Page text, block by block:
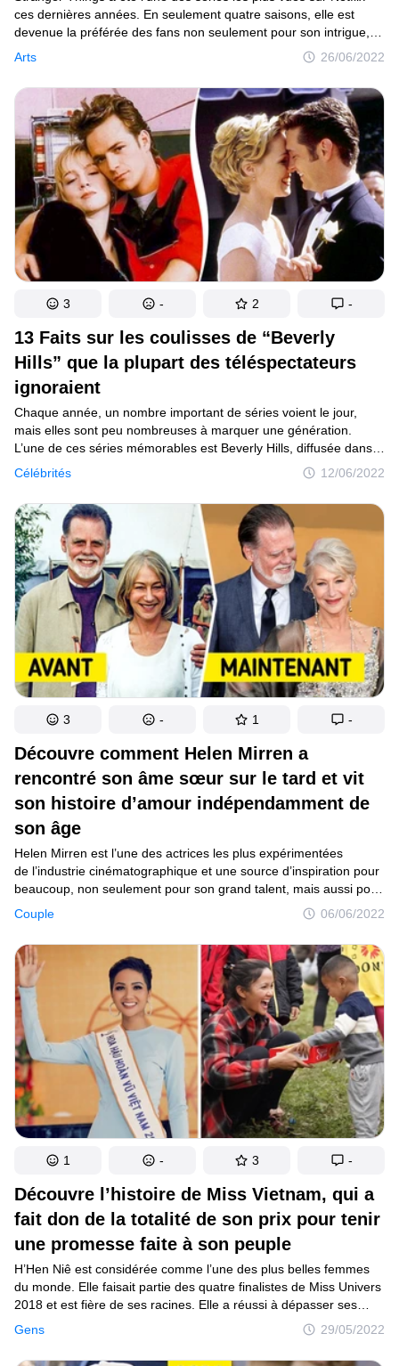
Arts 26/06/2022
ces dernières années. En seulement quatre saisons, elle est
devenue la préférée des fans non seulement pour son intrigue,
qui jongle entre plusieurs dimensions, mais aussi pour son
casting composé de jeunes adolescents charismatiques. Mais
bien qu’il s’agisse d’une production de plusieurs millions
de dollars, elle n’est pas exempte de quelques failles qui n’ont
pas échappé aux plus fins observateurs.
13 Faits sur les coulisses de “Beverly
Hills” que la plupart des téléspectateurs
ignoraient
Célébrités 12/06/2022
Chaque année, un nombre important de séries voient le jour,
mais elles sont peu nombreuses à marquer une génération.
L’une de ces séries mémorables est Beverly Hills, diffusée dans
les années 90, et qui perdure dans le cœur des fans
de la première heure. Grâce à un tel succès, la jeune génération
a pu découvrir ce qu’il se passait au code postal 90210,
puisqu’en 2008, un spin-off a été lancé à la télévision.
3 - 2 -
Découvre comment Helen Mirren a
rencontré son âme sœur sur le tard et vit
son histoire d’amour indépendamment de
son âge
Couple 06/06/2022
Helen Mirren est l’une des actrices les plus expérimentées
de l’industrie cinématographique et une source d’inspiration pour
beaucoup, non seulement pour son grand talent, mais aussi pour
sa vision de la vie. Elle a exprimé à plusieurs reprises
sa confiance en elle et en son âge, car loin d’être un obstacle,
pour elle, l’âge mûr peut être la meilleure étape de la vie, tant sur
le plan personnel que professionnel. Et c’est exactement son âge
qu’elle a ignoré lorsqu’elle a rencontré l’amour de sa vie.
3 - 1 -
Découvre l’histoire de Miss Vietnam, qui a
fait don de la totalité de son prix pour tenir
une promesse faite à son peuple
Gens 29/05/2022
H’Hen Niê est considérée comme l’une des plus belles femmes
du monde. Elle faisait partie des quatre finalistes de Miss Univers
2018 et est fière de ses racines. Elle a réussi à dépasser ses
limites, car elle est issue d’une minorité ethnique de son pays
natal, le Vietnam. Sa réussite ne lui a pas seulement donné
un grand coup de pouce à elle, mais elle l’a partagée avec son
1 - 3 -